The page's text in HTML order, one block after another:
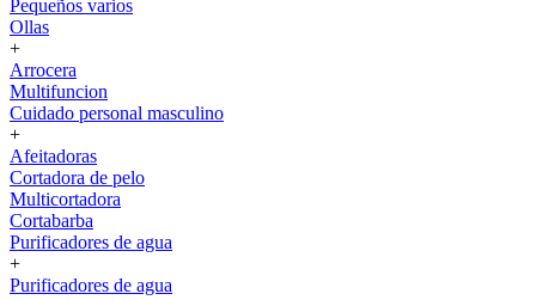
Pequeños varios
Ollas
+
Arrocera
Multifuncion
Cuidado personal masculino
+
Afeitadoras
Cortadora de pelo
Multicortadora
Cortabarba
Purificadores de agua
+
Purificadores de agua